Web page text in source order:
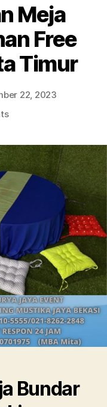
Meja
Free
Timur
22, 2023
on
Bundar
Lesehan
Free
Ongkir
Jakarta
Bundar